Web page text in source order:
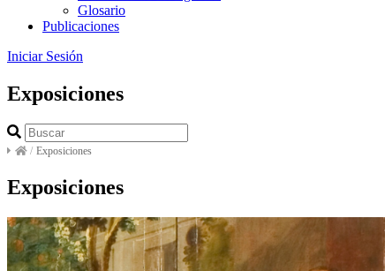
Glosario
Publicaciones
Iniciar Sesión
Exposiciones
/ Exposiciones
Exposiciones